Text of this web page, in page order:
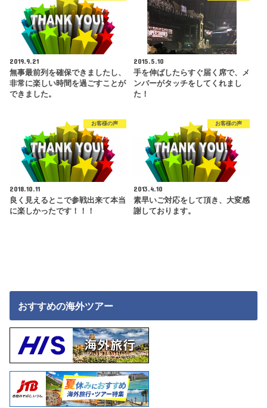
2019.9.21
無事最前列を確保できましたし、
非常に楽しい時間を過ごすことが
できました。
2015.5.10
手を伸ばしたらすぐ届く席で、メ
ンバーがタッチをしてくれまし
た！
お客様の声
2018.10.11
良く見えるとこで参戦出来て本当
に楽しかったです！！！
お客様の声
2013.4.10
素早いご対応をして頂き、大変感
謝しております。
おすすめの海外ツアー